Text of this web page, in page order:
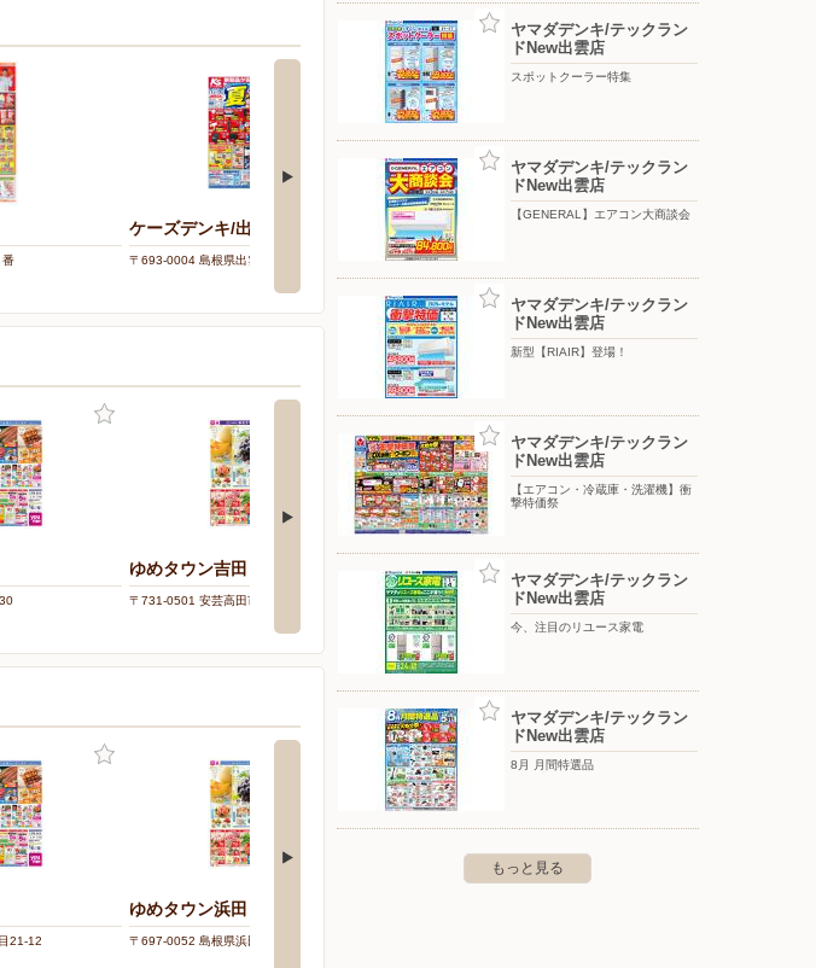
番
ケーズデンキ/出雲店
〒693-0004 島根県出雲市渡橋町896
バースデイ/大庭店
〒690-0033 島根県松江市大庭町1803-6
ゆめタウン吉田
〒731-0501 安芸高田市吉田町吉田594-1
ゆめタウン浜田
〒697-0052 浜田市港町227-1
21-12
ゆめタウン浜田
〒697-0052 島根県浜田市港町227-1
ヤマダデンキ/テックラン
ドNew出雲店
スポットクーラー特集
ヤマダデンキ/テックラン
ドNew出雲店
【GENERAL】エアコン大商談会
ヤマダデンキ/テックラン
ドNew出雲店
新型【RIAIR】登場！
ヤマダデンキ/テックラン
ドNew出雲店
【エアコン・冷蔵庫・洗濯機】衝
撃特価祭
ヤマダデンキ/テックラン
ドNew出雲店
今、注目のリユース家電
ヤマダデンキ/テックラン
ドNew出雲店
8月 月間特選品
もっと見る